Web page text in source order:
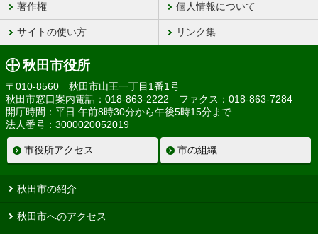
著作権 個人情報について
サイトの使い方 リンク集
秋田市役所
〒010-8560 秋田市山王一丁目1番1号
秋田市窓口案内電話：018-863-2222 ファクス：018-863-7284
開庁時間：平日 午前8時30分から午後5時15分まで
法人番号：3000020052019
市役所アクセス 市の組織
秋田市の紹介
秋田市へのアクセス